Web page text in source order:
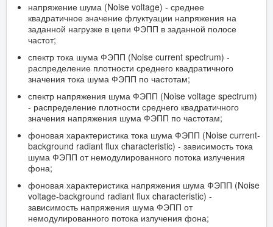
напряжение шума (Noise voltage) - среднее
квадратичное значение флуктуации напряжения на
заданной нагрузке в цепи ФЭПП в заданной полосе
частот;
спектр тока шума ФЭПП (Noise current spectrum) -
распределение плотности среднего квадратичного
значения тока шума ФЭПП по частотам;
спектр напряжения шума ФЭПП (Noise voltage spectrum)
- распределение плотности среднего квадратичного
значения напряжения шума ФЭПП по частотам;
фоновая характеристика тока шума ФЭПП (Noise current-
background radiant flux characteristic) - зависимость тока
шума ФЭПП от немодулированного потока излучения
фона;
фоновая характеристика напряжения шума ФЭПП (Noise
voltage-background radiant flux characteristic) -
зависимость напряжения шума ФЭПП от
немодулированного потока излучения фона;